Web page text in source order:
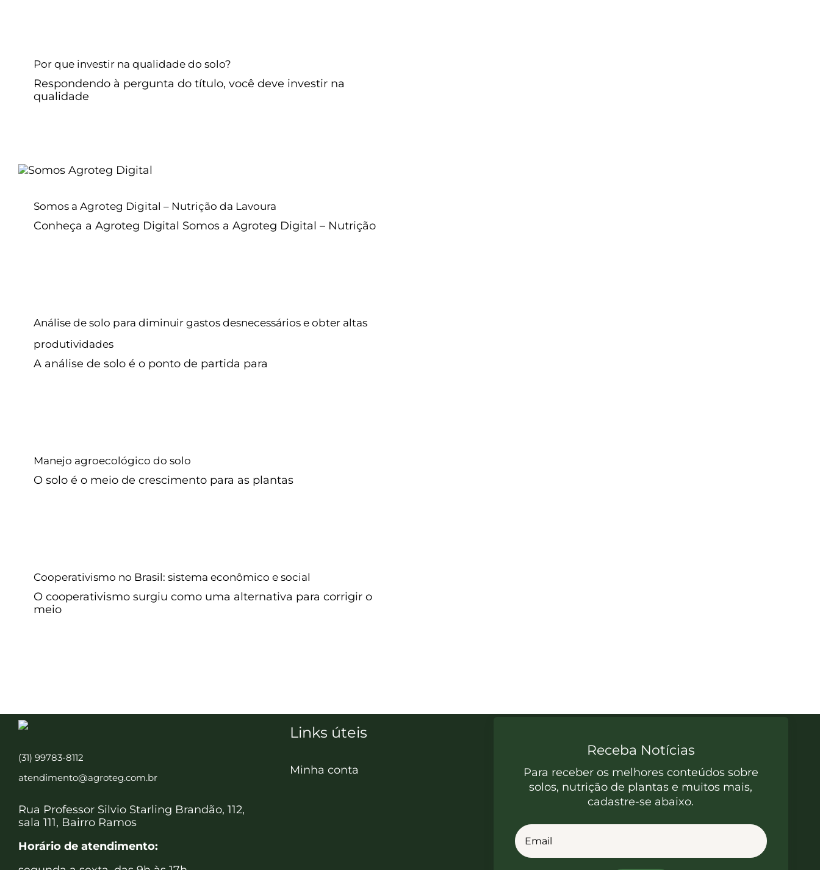
Adubação de solo Café Cana-de-açúcar
Por que investir na qualidade do solo?
Respondendo à pergunta do título, você deve investir na
qualidade
Somos a Agroteg Digital – Nutrição da Lavoura
Somos a Agroteg Digital – Nutrição da Lavoura
Conheça a Agroteg Digital Somos a Agroteg Digital – Nutrição
Adubação de solo Café Cana-de-açúcar Milho Sem categoria
Análise de solo para diminuir gastos desnecessários e obter altas
produtividades
A análise de solo é o ponto de partida para
Adubação de solo Café Cana-de-açúcar
Manejo agroecológico do solo
O solo é o meio de crescimento para as plantas
Sem categoria
Cooperativismo no Brasil: sistema econômico e social
O cooperativismo surgiu como uma alternativa para corrigir o
meio
(31) 99783-8112
atendimento@agroteg.com.br
Rua Professor Silvio Starling Brandão, 112,
sala 111, Bairro Ramos
Horário de atendimento:
Links úteis
Minha conta
Receba Notícias
Para receber os melhores conteúdos sobre
solos, nutrição de plantas e muitos mais,
cadastre-se abaixo.